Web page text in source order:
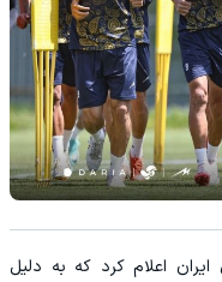
اعلام کرد که به دلیل